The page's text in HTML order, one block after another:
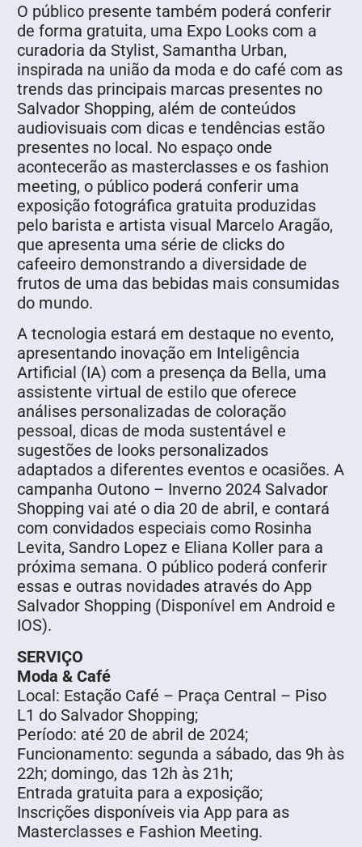
O público presente também poderá conferir
de forma gratuita, uma Expo Looks com a
curadoria da Stylist, Samantha Urban,
inspirada na união da moda e do café com as
trends das principais marcas presentes no
Salvador Shopping, além de conteúdos
audiovisuais com dicas e tendências estão
presentes no local. No espaço onde
acontecerão as masterclasses e os fashion
meeting, o público poderá conferir uma
exposição fotográfica gratuita produzidas
pelo barista e artista visual Marcelo Aragão,
que apresenta uma série de clicks do
cafeeiro demonstrando a diversidade de
frutos de uma das bebidas mais consumidas
do mundo.
A tecnologia estará em destaque no evento,
apresentando inovação em Inteligência
Artificial (IA) com a presença da Bella, uma
assistente virtual de estilo que oferece
análises personalizadas de coloração
pessoal, dicas de moda sustentável e
sugestões de looks personalizados
adaptados a diferentes eventos e ocasiões. A
campanha Outono – Inverno 2024 Salvador
Shopping vai até o dia 20 de abril, e contará
com convidados especiais como Rosinha
Levita, Sandro Lopez e Eliana Koller para a
próxima semana. O público poderá conferir
essas e outras novidades através do App
Salvador Shopping (Disponível em Android e
IOS).
SERVIÇO
Moda & Café
Local: Estação Café – Praça Central – Piso
L1 do Salvador Shopping;
Período: até 20 de abril de 2024;
Funcionamento: segunda a sábado, das 9h às
22h; domingo, das 12h às 21h;
Entrada gratuita para a exposição;
Inscrições disponíveis via App para as
Masterclasses e Fashion Meeting.